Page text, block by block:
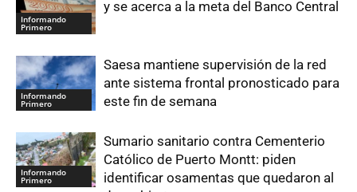
Informando
Primero
y se acerca a la meta del Banco Central
Informando
Primero
Saesa mantiene supervisión de la red
ante sistema frontal pronosticado para
este fin de semana
Informando
Primero
Sumario sanitario contra Cementerio
Católico de Puerto Montt: piden
identificar osamentas que quedaron al